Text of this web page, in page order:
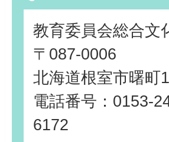
教育委員会総合文
〒087-0006
北海道根室市曙町
電話番号：0153-
6172